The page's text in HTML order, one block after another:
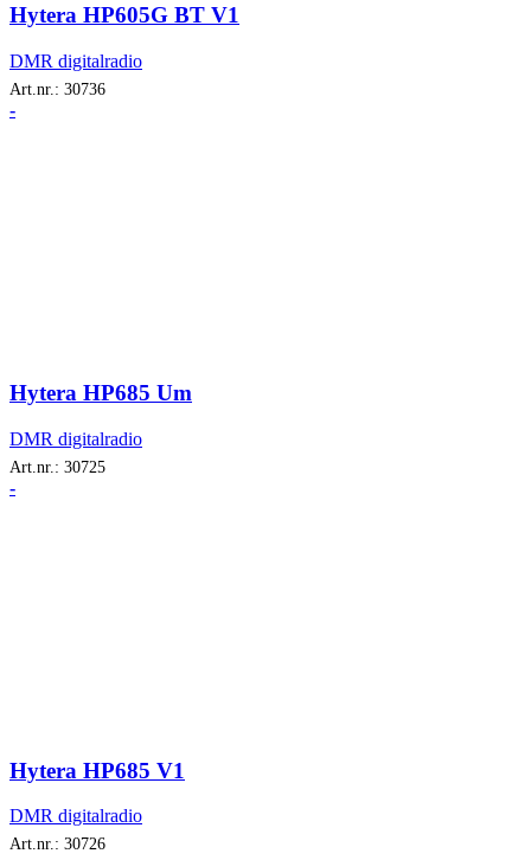
Hytera HP605G BT V1
DMR digitalradio
Art.nr.: 30736
-
Hytera HP685 Um
DMR digitalradio
Art.nr.: 30725
-
Hytera HP685 V1
DMR digitalradio
Art.nr.: 30726